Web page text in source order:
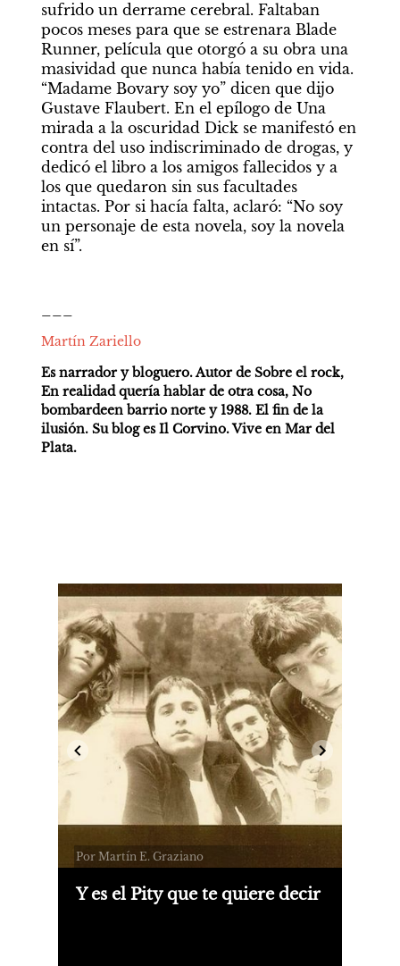
sufrido un derrame cerebral. Faltaban
pocos meses para que se estrenara Blade
Runner, película que otorgó a su obra una
masividad que nunca había tenido en vida.
“Madame Bovary soy yo” dicen que dijo
Gustave Flaubert. En el epílogo de Una
mirada a la oscuridad Dick se manifestó en
contra del uso indiscriminado de drogas, y
dedicó el libro a los amigos fallecidos y a
los que quedaron sin sus facultades
intactas. Por si hacía falta, aclaró: “No soy
un personaje de esta novela, soy la novela
en sí”.
Martín Zariello
Es narrador y bloguero. Autor de Sobre el rock,
En realidad quería hablar de otra cosa, No
bombardeen barrio norte y 1988. El fin de la
ilusión. Su blog es Il Corvino. Vive en Mar del
Plata.
Por Martín E. Graziano
Y es el Pity que te quiere decir